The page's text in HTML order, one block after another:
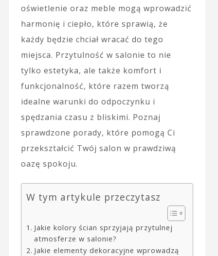
oświetlenie oraz meble mogą wprowadzić
harmonię i ciepło, które sprawią, że
każdy będzie chciał wracać do tego
miejsca. Przytulność w salonie to nie
tylko estetyka, ale także komfort i
funkcjonalność, które razem tworzą
idealne warunki do odpoczynku i
spędzania czasu z bliskimi. Poznaj
sprawdzone porady, które pomogą Ci
przekształcić Twój salon w prawdziwą
oazę spokoju.
W tym artykule przeczytasz
Jakie kolory ścian sprzyjają przytulnej
atmosferze w salonie?
Jakie elementy dekoracyjne wprowadzą